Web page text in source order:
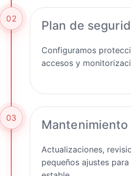
02 Plan de
Configuramos
accesos y
03 Mantenimiento
Actualizaciones,
pequeños ajustes